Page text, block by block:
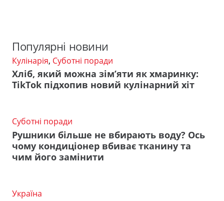
Популярні новини
Кулінарія, Суботні поради
Хліб, який можна зім’яти як хмаринку:
TikTok підхопив новий кулінарний хіт
Суботні поради
Рушники більше не вбирають воду? Ось
чому кондиціонер вбиває тканину та
чим його замінити
Україна